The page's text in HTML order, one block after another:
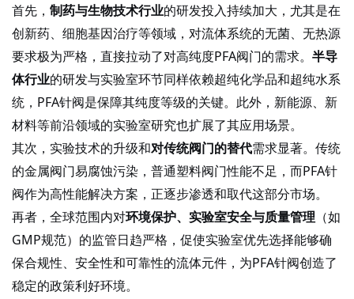
首先， 制药与生物技术行业的研发投入持续加大，尤其是在
创新药、细胞基因治疗等领域，对流体系统的无菌、无热源
要求极为严格，直接拉动了对高纯度PFA阀门的需求。 半导
体行业的研发与实验室环节同样依赖超纯化学品和超纯水系
统， PFA针阀是保障其纯度等级的关键。此外，新能源、新
材料等前沿领域的实验室研究也扩展了其应用场景。
其次，实验技术的升级和对传统阀门的替代需求显著。传统
的金属阀门易腐蚀污染，普通塑料阀门性能不足，而PFA针
阀作为高性能解决方案，正逐步渗透和取代这部分市场。
再者，全球范围内对环境保护、实验室安全与质量管理 （如
GMP规范）的监管日趋严格，促使实验室优先选择能够确
保合规性、安全性和可靠性的流体元件，为PFA针阀创造了
稳定的政策利好环境。